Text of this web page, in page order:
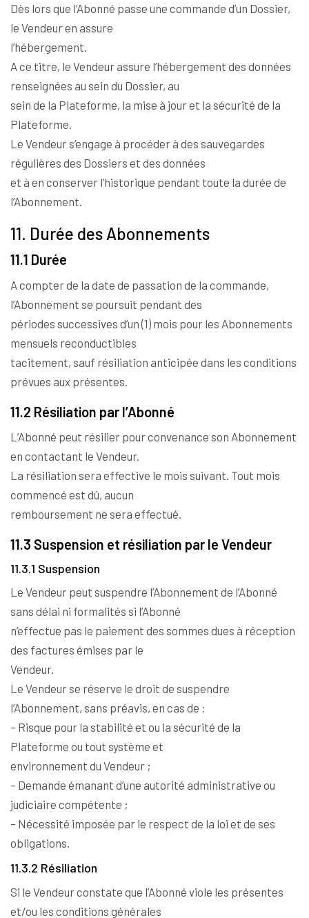
Dès lors que l’Abonné passe une commande d’un Dossier,
le Vendeur en assure
l’hébergement.
A ce titre, le Vendeur assure l’hébergement des données
renseignées au sein du Dossier, au
sein de la Plateforme, la mise à jour et la sécurité de la
Plateforme.
Le Vendeur s’engage à procéder à des sauvegardes
régulières des Dossiers et des données
et à en conserver l’historique pendant toute la durée de
l’Abonnement.
11. Durée des Abonnements
11.1 Durée
A compter de la date de passation de la commande,
l’Abonnement se poursuit pendant des
périodes successives d’un (1) mois pour les Abonnements
mensuels reconductibles
tacitement, sauf résiliation anticipée dans les conditions
prévues aux présentes.
11.2 Résiliation par l’Abonné
L’Abonné peut résilier pour convenance son Abonnement
en contactant le Vendeur.
La résiliation sera effective le mois suivant. Tout mois
commencé est dû, aucun
remboursement ne sera effectué.
11.3 Suspension et résiliation par le Vendeur
11.3.1 Suspension
Le Vendeur peut suspendre l’Abonnement de l’Abonné
sans délai ni formalités si l’Abonné
n’effectue pas le paiement des sommes dues à réception
des factures émises par le
Vendeur.
Le Vendeur se réserve le droit de suspendre
l’Abonnement, sans préavis, en cas de :
– Risque pour la stabilité et ou la sécurité de la
Plateforme ou tout système et
environnement du Vendeur ;
– Demande émanant d’une autorité administrative ou
judiciaire compétente ;
– Nécessité imposée par le respect de la loi et de ses
obligations.
11.3.2 Résiliation
Si le Vendeur constate que l’Abonné viole les présentes
et/ou les conditions générales